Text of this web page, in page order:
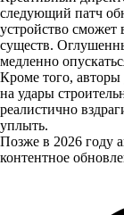
следующий патч
устройство
существ.
медленно
Кроме того,
на удары
реалистично
уплыть.
Позже в 2026 году
контентное